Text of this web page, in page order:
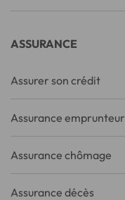
ASSURANCE
Assurer son crédit
Assurance emprunteur
Assurance chômage
Assurance décès